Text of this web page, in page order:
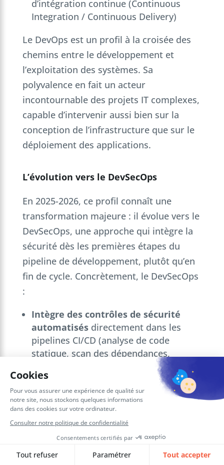
d’intégration continue (Continuous
Integration / Continuous Delivery)
Le DevOps est un profil à la croisée des
chemins entre le développement et
l’exploitation des systèmes. Sa
polyvalence en fait un acteur
incontournable des projets IT complexes,
capable d’intervenir aussi bien sur la
conception de l’infrastructure que sur le
déploiement des applications.
L’évolution vers le DevSecOps
En 2025-2026, ce profil connaît une
transformation majeure : il évolue vers le
DevSecOps, une approche qui intègre la
sécurité dès les premières étapes du
pipeline de développement, plutôt qu’en
fin de cycle. Concrètement, le DevSecOps
:
Intègre des contrôles de sécurité
automatisésdirectement dans les
pipelines CI/CD (analyse de code
statique, scan des dépendances,
Applique le principe du « shift-left
security »: détecter et corriger les
vulnérabilités au plus tôt, là où le coût
de correction est le plus faible.
sous forme de
code (policy-as-code), pour garantir des
règles cohérentes et auditables sur